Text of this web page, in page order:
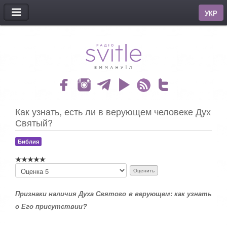
МЕНЮ
УКР
Как узнать, есть ли в верующем человеке Дух
Святый?
Библия
о
а
л
Признаки наличия Духа Святого в верующем: как узнать
о Его присутствии?